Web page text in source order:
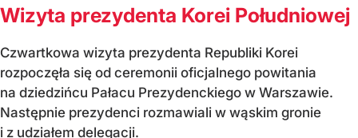
Wizyta prezydenta Korei Południowej
Czwartkowa wizyta prezydenta Republiki Korei
rozpoczęła się od ceremonii oficjalnego powitania
na dziedzińcu Pałacu Prezydenckiego w Warszawie.
Następnie prezydenci rozmawiali w wąskim gronie
i z udziałem delegacji.